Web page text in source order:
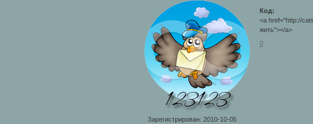
Зарегистрирован: 2010-10-05
Код:
<a href="http://
жить"></a>
0